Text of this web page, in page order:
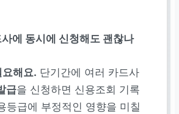
에 동시에 신청해도 괜찮나
해요. 단기간에 여러 카드사
급을 신청하면 신용조회 기록
등급에 부정적인 영향을 미칠